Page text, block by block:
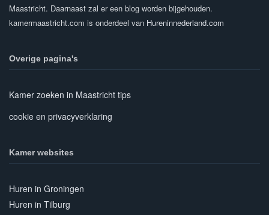
Maastricht. Daarnaast zal er een blog worden bijgehouden.
kamermaastricht.com is onderdeel van Hureninnederland.com
Overige pagina's
Kamer zoeken in Maastricht tips
cookie en privacyverklaring
Kamer websites
Huren in Groningen
Huren in Tilburg